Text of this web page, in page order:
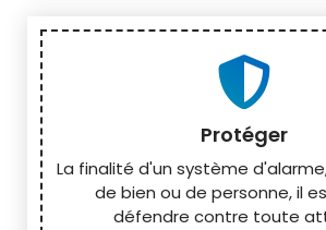
Protéger
La finalité d'un système
de bien ou de personne, il
défendre contre toute